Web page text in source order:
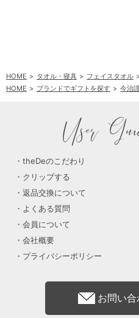
HOME タオル・寝具 フェイスタオル
HOME
ブランドでギフトを探す 今治
User
theDeのこだわり
クリップする
返品交換について
よくある質問
会員について
会社概要
プライバシーポリシー
お問い